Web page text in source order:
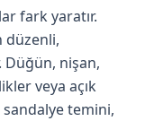
fark yaratır.
düzenli,
Düğün, nişan,
veya açık
temini,